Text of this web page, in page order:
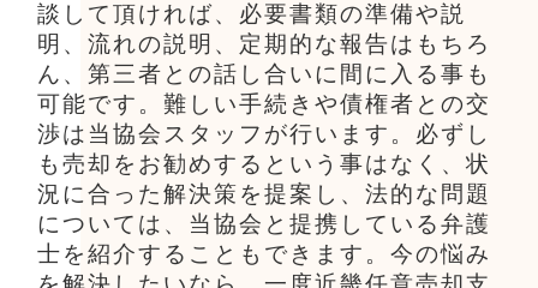
談して頂ければ、必要書類の準備や説
明、流れの説明、定期的な報告はもちろ
ん、第三者との話し合いに間に入る事も
可能です。難しい手続きや債権者との交
渉は当協会スタッフが行います。必ずし
も売却をお勧めするという事はなく、状
況に合った解決策を提案し、法的な問題
については、当協会と提携している弁護
士を紹介することもできます。今の悩み